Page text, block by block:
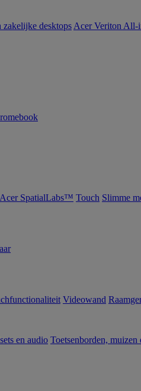
zakelijke desktops Acer Veriton All-
Acer SpatialLabs™ Touch Slimme
Videowand
en audio Toetsenborden, muizen